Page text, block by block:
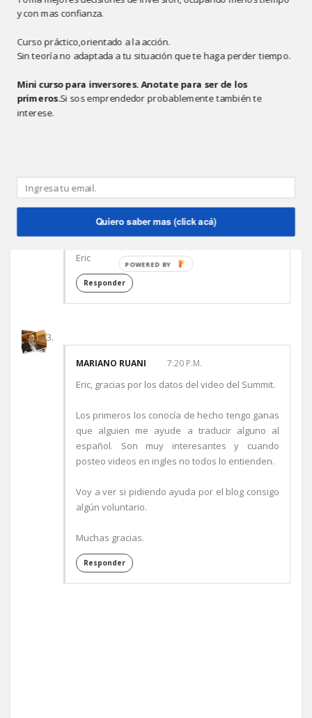
Responder
ANÓNIMO 6:19 P.M.
http://sbsummit.origindigital.net/public/2007031
9_a/100k_3.html
Saludos
Eric
Responder
MARIANO RUANI 7:20 P.M.
Eric, gracias por los datos del video del Summit.
Los primeros los conocía de hecho tengo ganas
que alguien me ayude a traducir alguno al
español. Son muy interesantes y cuando
posteo videos en ingles no todos lo entienden.
Voy a ver si pidiendo ayuda por el blog consigo
algún voluntario.
Muchas gracias.
Responder
y con mas confianza.
Curso práctico,orientado a la acción.
Sin teoría no adaptada a tu situación que te haga perder tiempo.
Mini curso para inversores. Anotate para ser de los
primeros.Si sos emprendedor probablemente también te
interese.
Quiero saber mas (click acá)
POWERED BY